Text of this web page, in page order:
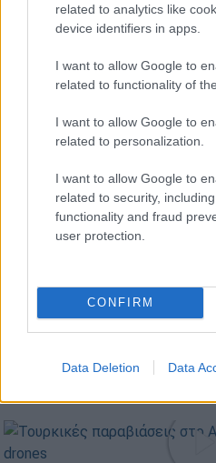
related to analytics like
device identifiers in apps.
I want to allow Google to
related to functionality of
I want to allow Google to
related to personalization.
I want to allow Google to
related to security,
functionality and fraud
user protection.
CONFIRM
Data Deletion Data
POPULAR VIDEOS
Κεντρικό...| 06.08.2026 20:05
Κεντρικό δελτίο
ΑΠΟΣΠΑΣΜΑΤΑ...|
Φωτιά στη Σκύρο:
ολονύχτια μάχη
Μεσημεριανό...|06.08.2026
06/08/2026